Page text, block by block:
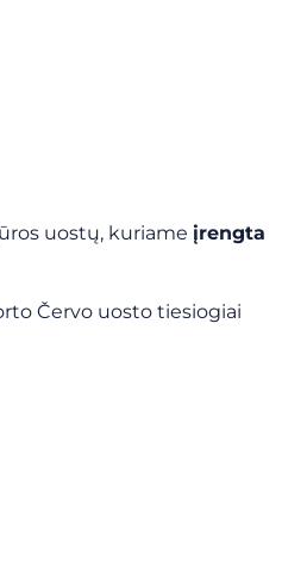
uostų, kuriame įrengta
Červo uosto tiesiogiai